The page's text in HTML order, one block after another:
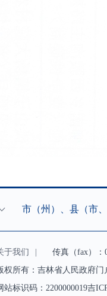
市（州）、县（市
于我们
传真（fax）：
权所有：吉林省人民政府
站标识码：2200000019吉